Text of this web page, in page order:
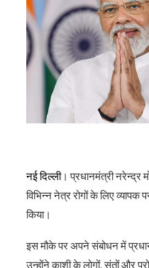
नई दिल्ली। प्रधानमंत्री नरेन्द्र
विभिन्न नेत्र रोगों के लिए
किया।
इस मौके पर अपने संबोधन में
उन्होंने काशी के लोगों, संतों और